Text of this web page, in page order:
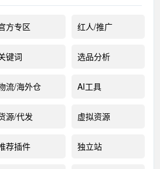
方专区 红人/推广
键词 选品分析
流/海外仓 AI工具
源/代发 虚拟资源
荐插件 独立站